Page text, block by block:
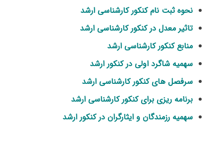
نحوه ثبت نام کنکور کارشناسی ارشد
تاثیر معدل در کنکور کارشناسی ارشد
منابع کنکور کارشناسی ارشد
سهمیه شاگرد اولی در کنکور ارشد
سرفصل های کنکور کارشناسی ارشد
برنامه ریزی برای کنکور کارشناسی ارشد
سهمیه رزمندگان و ایثارگران در کنکور ارشد